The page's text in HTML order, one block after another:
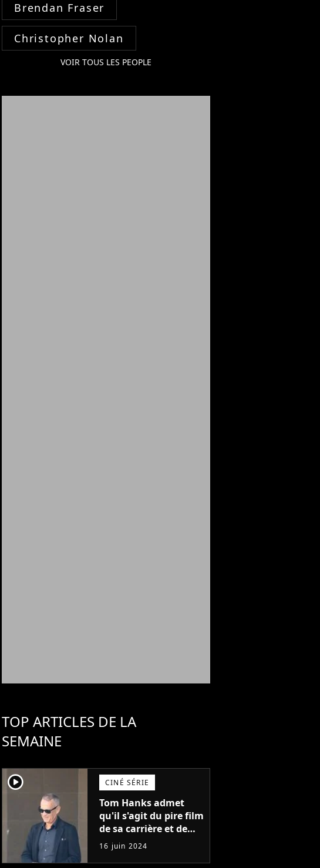
Brendan Fraser
Christopher Nolan
VOIR TOUS LES PEOPLE
TOP ARTICLES DE LA
SEMAINE
player2 CINÉ SÉRIE
Tom Hanks admet
qu'il s'agit du pire film
de sa carrière et de
l'un des pires de
l'histoire du cinéma :
16 juin 2024